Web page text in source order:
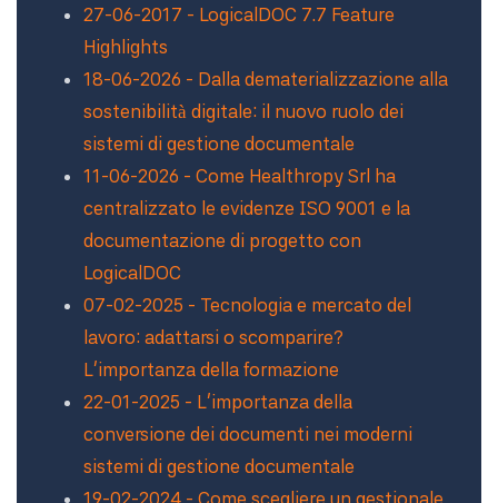
27-06-2017 - LogicalDOC 7.7 Feature
Highlights
18-06-2026 - Dalla dematerializzazione alla
sostenibilità digitale: il nuovo ruolo dei
sistemi di gestione documentale
11-06-2026 - Come Healthropy Srl ha
centralizzato le evidenze ISO 9001 e la
documentazione di progetto con
LogicalDOC
07-02-2025 - Tecnologia e mercato del
lavoro: adattarsi o scomparire?
L’importanza della formazione
22-01-2025 - L'importanza della
conversione dei documenti nei moderni
sistemi di gestione documentale
19-02-2024 - Come scegliere un gestionale